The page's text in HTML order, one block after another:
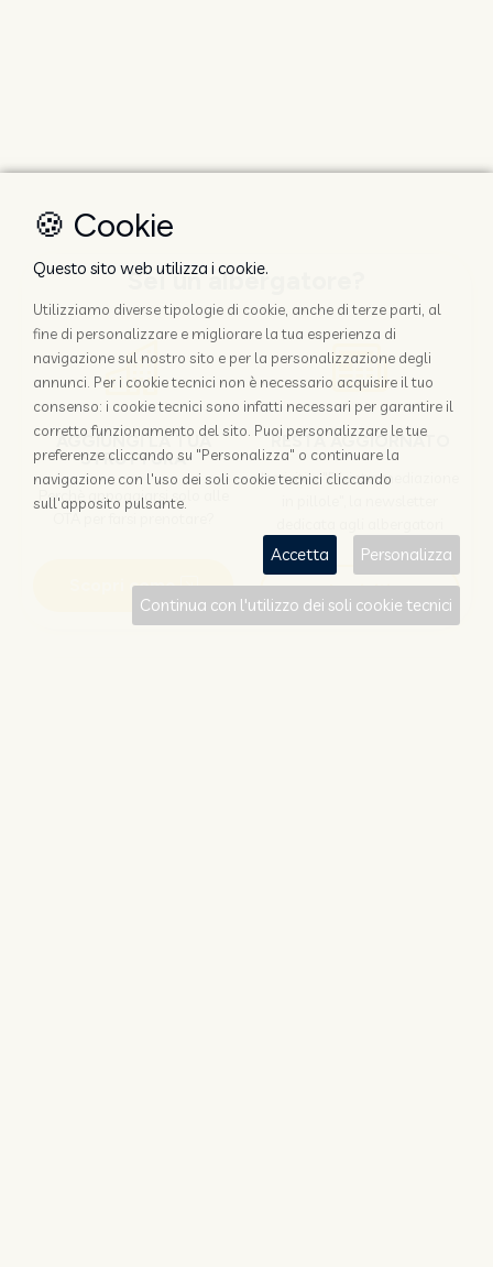
Sei un albergatore?
AGGIUNGI LA TUA
STRUTTURA
Perchè appoggiarsi solo alle
OTA per farsi prenotare?
Scopri come
RESTA AGGIORNATO
Iscriviti a "Disintermediazione
Iscriviti
🍪 Cookie
Questo sito web utilizza i cookie.
Utilizziamo diverse tipologie di cookie, anche di terze parti, al
fine di personalizzare e migliorare la tua esperienza di
navigazione sul nostro sito e per la personalizzazione degli
annunci. Per i cookie tecnici non è necessario acquisire il tuo
consenso: i cookie tecnici sono infatti necessari per garantire il
corretto funzionamento del sito. Puoi personalizzare le tue
preferenze cliccando su "Personalizza" o continuare la
navigazione con l'uso dei soli cookie tecnici cliccando
sull'apposito pulsante.
Accetta Personalizza
Continua con l'utilizzo dei soli cookie tecnici